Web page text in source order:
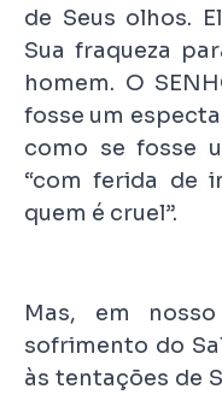
de Seus olhos.
Sua fraqueza
homem. O
fosse um
como se fosse
“com ferida de
quem é cruel”.
Mas, em
sofrimento do
às tentações de